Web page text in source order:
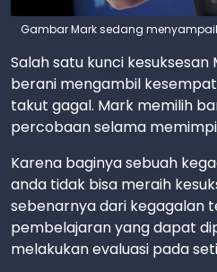
Gambar Mark sedang
Salah satu kunci kesuksesan
berani mengambil
takut gagal. Mark memilih
percobaan selama
Karena baginya sebuah
anda tidak bisa meraih
sebenarnya dari kegagalan
pembelajaran yang dapat
melakukan evaluasi pada